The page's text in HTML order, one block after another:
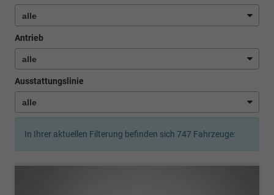
Antrieb
Ausstattungslinie
In Ihrer aktuellen Filterung befinden sich 747 Fahrzeuge: